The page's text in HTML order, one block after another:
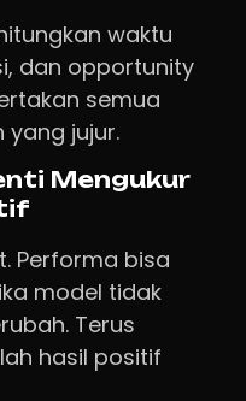
waktu
dan opportunity
semua
yang jujur.
Mengukur
Performa bisa
model tidak
Terus
hasil positif